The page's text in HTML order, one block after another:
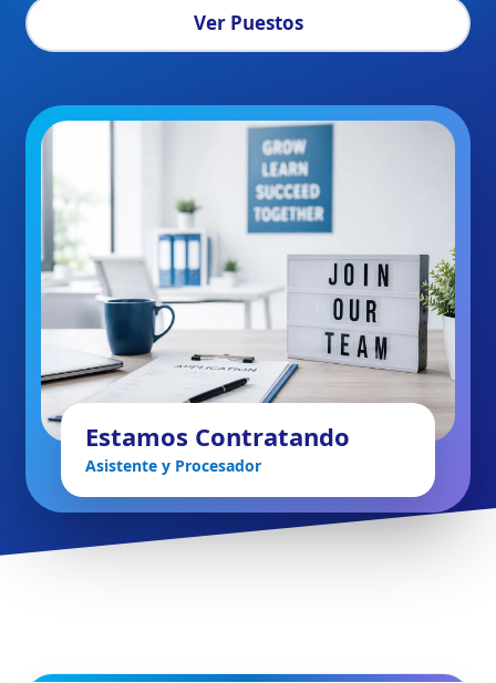
Ver Puestos
Estamos Contratando
Asistente y Procesador